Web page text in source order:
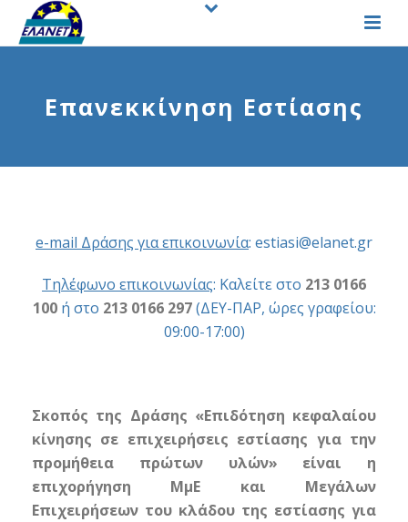
Επανεκκίνηση Εστίασης
e-mail Δράσης για επικοινωνία: estiasi@elanet.gr
Τηλέφωνο επικοινωνίας: Καλείτε στο 213 0166
100ή στο 213 0166 297(ΔΕΥ-ΠΑΡ, ώρες γραφείου:
09:00-17:00)
Σκοπός της Δράσης «Επιδότηση κεφαλαίου
κίνησης σε επιχειρήσεις εστίασης για την
προμήθεια πρώτων υλών» είναι η
επιχορήγηση ΜμΕ και Μεγάλων
Επιχειρήσεων του κλάδου της εστίασης για